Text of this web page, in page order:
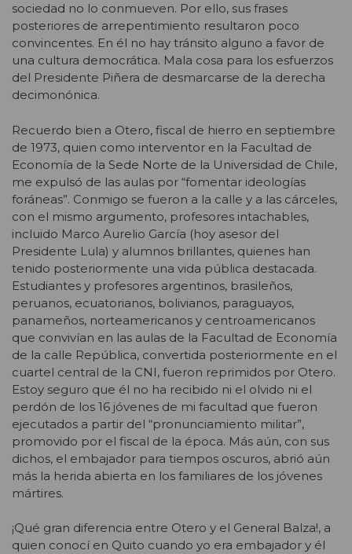
sociedad no lo conmueven. Por ello, sus frases
posteriores de arrepentimiento resultaron poco
convincentes. En él no hay tránsito alguno a favor de
una cultura democrática. Mala cosa para los esfuerzos
del Presidente Piñera de desmarcarse de la derecha
decimonónica.
Recuerdo bien a Otero, fiscal de hierro en septiembre
de 1973, quien como interventor en la Facultad de
Economía de la Sede Norte de la Universidad de Chile,
me expulsó de las aulas por “fomentar ideologías
foráneas”. Conmigo se fueron a la calle y a las cárceles,
con el mismo argumento, profesores intachables,
incluido Marco Aurelio García (hoy asesor del
Presidente Lula) y alumnos brillantes, quienes han
tenido posteriormente una vida pública destacada.
Estudiantes y profesores argentinos, brasileños,
peruanos, ecuatorianos, bolivianos, paraguayos,
panameños, norteamericanos y centroamericanos
que convivían en las aulas de la Facultad de Economía
de la calle República, convertida posteriormente en el
cuartel central de la CNI, fueron reprimidos por Otero.
Estoy seguro que él no ha recibido ni el olvido ni el
perdón de los 16 jóvenes de mi facultad que fueron
ejecutados a partir del “pronunciamiento militar”,
promovido por el fiscal de la época. Más aún, con sus
dichos, el embajador para tiempos oscuros, abrió aún
más la herida abierta en los familiares de los jóvenes
mártires.
¡Qué gran diferencia entre Otero y el General Balza!, a
quien conocí en Quito cuando yo era embajador y él